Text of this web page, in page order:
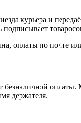
курьера и
оплаты по почте
держателя.